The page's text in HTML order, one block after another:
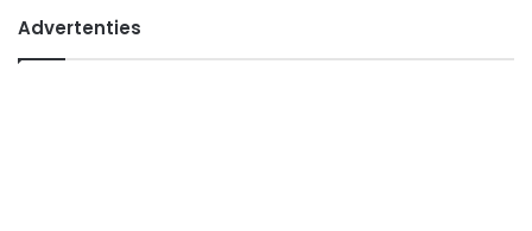
Advertenties